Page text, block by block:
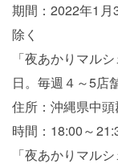
期間：2022年1月
除く
「夜あかりマル
日。毎週４～5店
住所：沖縄県中
時間：18:00～
「夜あかりマル